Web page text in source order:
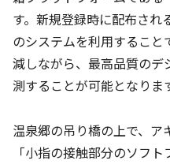
す。新規登録時に配布され
のシステムを利用するこ
減しながら、最高品質の
測することが可能となりま
温泉郷の吊り橋の上で、
「小指の接触部分のソフ